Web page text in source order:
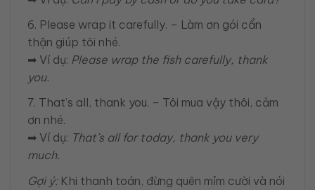
6. Please wrap it carefully. – Làm ơn gói cẩn
thận giúp tôi nhé.
➡ Ví dụ: Please wrap the fish carefully, thank
you.
7. That’s all, thank you. – Tôi mua vậy thôi, cảm
ơn nhé.
➡ Ví dụ: That’s all for today, thank you very
much.
Gợi ý:Khi thanh toán, đừng quên mỉm cười và nói